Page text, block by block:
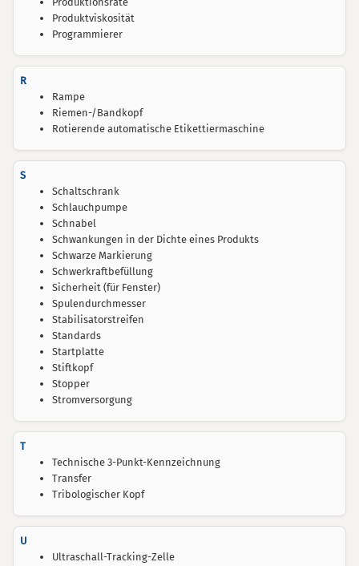
Produktviskosität
Programmierer
R
Rampe
Riemen-/Bandkopf
Rotierende automatische Etikettiermaschine
S
Schaltschrank
Schlauchpumpe
Schnabel
Schwankungen in der Dichte eines Produkts
Schwarze Markierung
Schwerkraftbefüllung
Sicherheit (für Fenster)
Spulendurchmesser
Stabilisatorstreifen
Standards
Startplatte
Stiftkopf
Stopper
Stromversorgung
T
Technische 3-Punkt-Kennzeichnung
Transfer
Tribologischer Kopf
U
Ultraschall-Tracking-Zelle